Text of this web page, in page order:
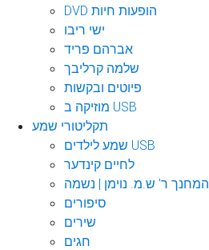
DVD הופעות חיות
ישי ריבו
אברהם פריד
שלמה קרליבך
פיוטים ובקשות
מוזיקה ב USB
תקליטורי שמע
שמע לילדים USB
לחיים קינדער
המחנך ר' ש.מ. נוימן | נשמה
סיפורים
שירים
חגים